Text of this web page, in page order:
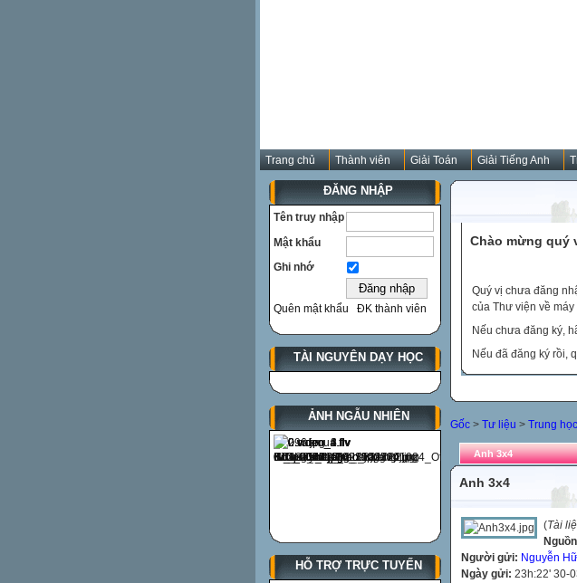
Trang chủ Thành viên Giải Toán Giải Tiếng Anh
ĐĂNG NHẬP
Tên truy nhập
Mật khẩu
Ghi nhớ
Quên mật khẩu ĐK thành viên
TÀI NGUYÊN DẠY HỌC
ẢNH NGẪU NHIÊN
HỖ TRỢ TRỰC TUYẾN
Chào mừng quý
Quý vị chưa đăng
của Thư viện về
Nếu chưa đăng ký,
Nếu đã đăng ký rồi,
Gốc > Tư liệu > Trung
Anh 3x4
Anh 3x4
(Tài
Người gửi: Nguyễn
Ngày gửi: 23h:22' 30-